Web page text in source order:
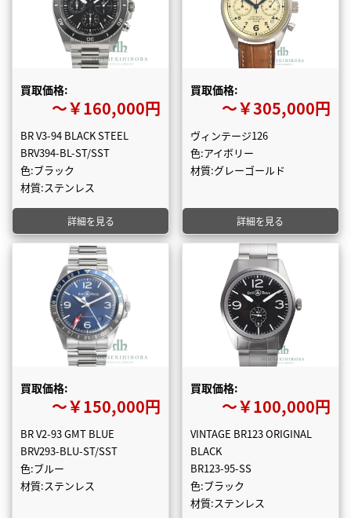
買取価格:
〜￥160,000円
BR V3-94 BLACK STEEL
BRV394-BL-ST/SST
色:ブラック
材質:ステンレス
詳細を見る
買取価格:
〜￥305,000円
ヴィンテージ126
色:アイボリー
材質:グレーゴールド
詳細を見る
買取価格:
〜￥150,000円
BR V2-93 GMT BLUE
BRV293-BLU-ST/SST
色:ブルー
材質:ステンレス
買取価格:
〜￥100,000円
VINTAGE BR123 ORIGINAL
BLACK
BR123-95-SS
色:ブラック
材質:ステンレス